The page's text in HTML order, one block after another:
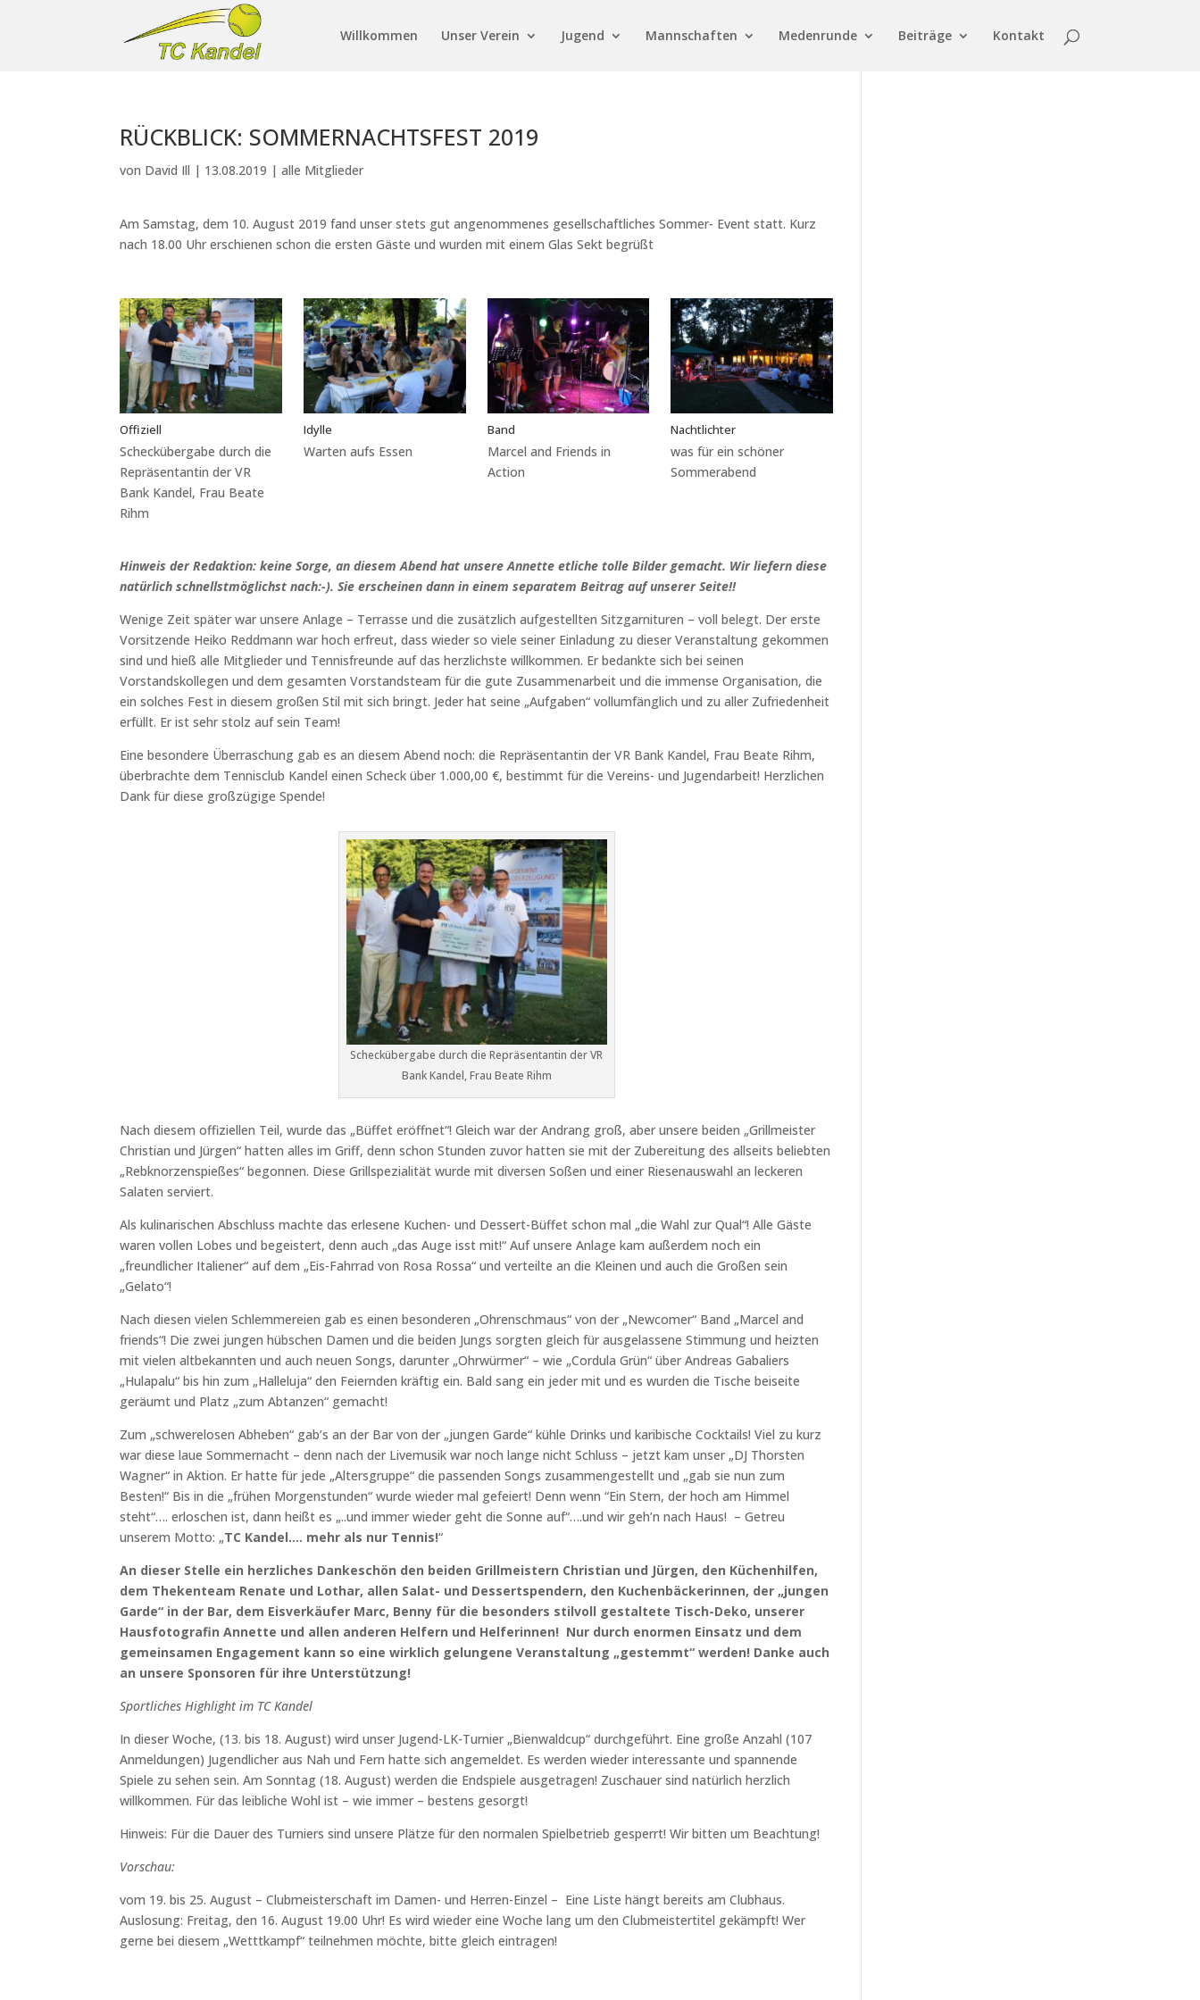
Willkommen Unser Verein Jugend Mannschaften Medenrunde Beiträge Kontakt
RÜCKBLICK: SOMMERNACHTSFEST 2019
von David Ill | 13.08.2019 |alle Mitglieder
Am Samstag, dem 10. August 2019 fand unser stets gut angenommenes gesellschaftliches Sommer- Event statt. Kurz
nach 18.00 Uhr erschienen schon die ersten Gäste und wurden mit einem Glas Sekt begrüßt
Offiziell
Scheckübergabe durch die
Repräsentantin der VR
Bank Kandel, Frau Beate
Rihm
Idylle
Warten aufs Essen
Band
Marcel and Friends in
Action
Nachtlichter
was für ein schöner
Sommerabend
Hinweis der Redaktion: keine Sorge, an diesem Abend hat unsere Annette etliche tolle Bilder gemacht. Wir liefern diese
natürlich schnellstmöglichst nach:-). Sie erscheinen dann in einem separatem Beitrag auf unserer Seite!!
Wenige Zeit später war unsere Anlage – Terrasse und die zusätzlich aufgestellten Sitzgarnituren – voll belegt. Der erste
Vorsitzende Heiko Reddmann war hoch erfreut, dass wieder so viele seiner Einladung zu dieser Veranstaltung gekommen
sind und hieß alle Mitglieder und Tennisfreunde auf das herzlichste willkommen. Er bedankte sich bei seinen
Vorstandskollegen und dem gesamten Vorstandsteam für die gute Zusammenarbeit und die immense Organisation, die
ein solches Fest in diesem großen Stil mit sich bringt. Jeder hat seine „Aufgaben“ vollumfänglich und zu aller Zufriedenheit
erfüllt. Er ist sehr stolz auf sein Team!
Eine besondere Überraschung gab es an diesem Abend noch: die Repräsentantin der VR Bank Kandel, Frau Beate Rihm,
überbrachte dem Tennisclub Kandel einen Scheck über 1.000,00 €, bestimmt für die Vereins- und Jugendarbeit! Herzlichen
Dank für diese großzügige Spende!
Scheckübergabe durch die Repräsentantin der VR
Bank Kandel, Frau Beate Rihm
Nach diesem offiziellen Teil, wurde das „Büffet eröffnet“! Gleich war der Andrang groß, aber unsere beiden „Grillmeister
Christian und Jürgen“ hatten alles im Griff, denn schon Stunden zuvor hatten sie mit der Zubereitung des allseits beliebten
„Rebknorzenspießes“ begonnen. Diese Grillspezialität wurde mit diversen Soßen und einer Riesenauswahl an leckeren
Salaten serviert.
Als kulinarischen Abschluss machte das erlesene Kuchen- und Dessert-Büffet schon mal „die Wahl zur Qual“! Alle Gäste
waren vollen Lobes und begeistert, denn auch „das Auge isst mit!“ Auf unsere Anlage kam außerdem noch ein
„freundlicher Italiener“ auf dem „Eis-Fahrrad von Rosa Rossa“ und verteilte an die Kleinen und auch die Großen sein
„Gelato“!
Nach diesen vielen Schlemmereien gab es einen besonderen „Ohrenschmaus“ von der „Newcomer“ Band „Marcel and
friends“! Die zwei jungen hübschen Damen und die beiden Jungs sorgten gleich für ausgelassene Stimmung und heizten
mit vielen altbekannten und auch neuen Songs, darunter „Ohrwürmer“ – wie „Cordula Grün“ über Andreas Gabaliers
„Hulapalu“ bis hin zum „Halleluja“ den Feiernden kräftig ein. Bald sang ein jeder mit und es wurden die Tische beiseite
geräumt und Platz „zum Abtanzen“ gemacht!
Zum „schwerelosen Abheben“ gab’s an der Bar von der „jungen Garde“ kühle Drinks und karibische Cocktails! Viel zu kurz
war diese laue Sommernacht – denn nach der Livemusik war noch lange nicht Schluss – jetzt kam unser „DJ Thorsten
Wagner“ in Aktion. Er hatte für jede „Altersgruppe“ die passenden Songs zusammengestellt und „gab sie nun zum
Besten!“ Bis in die „frühen Morgenstunden“ wurde wieder mal gefeiert! Denn wenn “Ein Stern, der hoch am Himmel
steht“…. erloschen ist, dann heißt es „..und immer wieder geht die Sonne auf“….und wir geh’n nach Haus! – Getreu
unserem Motto: „TC Kandel…. mehr als nur Tennis!“
An dieser Stelle ein herzliches Dankeschön den beiden Grillmeistern Christian und Jürgen, den Küchenhilfen,
dem Thekenteam Renate und Lothar, allen Salat- und Dessertspendern, den Kuchenbäckerinnen, der „jungen
Garde“ in der Bar, dem Eisverkäufer Marc, Benny für die besonders stilvoll gestaltete Tisch-Deko, unserer
Hausfotografin Annette und allen anderen Helfern und Helferinnen! Nur durch enormen Einsatz und dem
gemeinsamen Engagement kann so eine wirklich gelungene Veranstaltung „gestemmt“ werden! Danke auch
an unsere Sponsoren für ihre Unterstützung!
Sportliches Highlight im TC Kandel
In dieser Woche, (13. bis 18. August) wird unser Jugend-LK-Turnier „Bienwaldcup“ durchgeführt. Eine große Anzahl (107
Anmeldungen) Jugendlicher aus Nah und Fern hatte sich angemeldet. Es werden wieder interessante und spannende
Spiele zu sehen sein. Am Sonntag (18. August) werden die Endspiele ausgetragen! Zuschauer sind natürlich herzlich
willkommen. Für das leibliche Wohl ist – wie immer – bestens gesorgt!
Hinweis: Für die Dauer des Turniers sind unsere Plätze für den normalen Spielbetrieb gesperrt! Wir bitten um Beachtung!
Vorschau:
vom 19. bis 25. August – Clubmeisterschaft im Damen- und Herren-Einzel – Eine Liste hängt bereits am Clubhaus.
Auslosung: Freitag, den 16. August 19.00 Uhr! Es wird wieder eine Woche lang um den Clubmeistertitel gekämpft! Wer
gerne bei diesem „Wetttkampf“ teilnehmen möchte, bitte gleich eintragen!